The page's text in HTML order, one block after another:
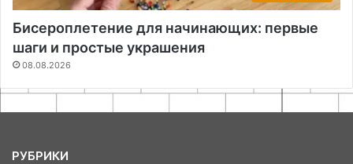
Бисероплетение для начинающих: первые
шаги и простые украшения
08.08.2026
РУБРИКИ